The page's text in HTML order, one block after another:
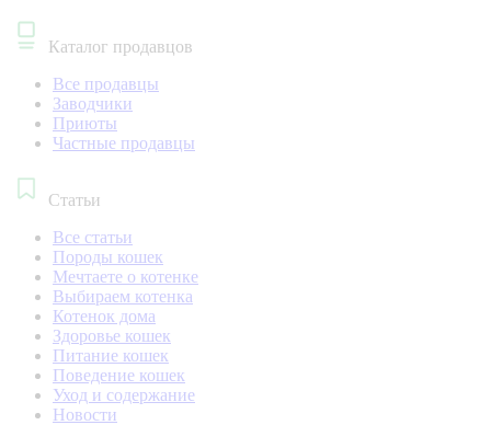
Каталог продавцов
Все продавцы
Заводчики
Приюты
Частные продавцы
Статьи
Все статьи
Породы кошек
Мечтаете о котенке
Выбираем котенка
Котенок дома
Здоровье кошек
Питание кошек
Поведение кошек
Уход и содержание
Новости